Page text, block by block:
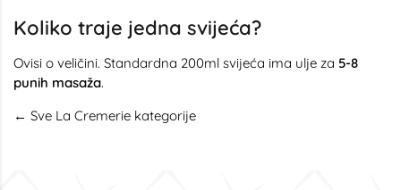
Koliko traje jedna svijeća?
Ovisi o veličini. Standardna 200ml svijeća ima ulje za 5-8
punih masaža.
← Sve La Cremerie kategorije